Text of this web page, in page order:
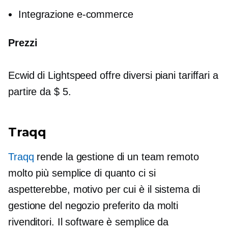
Integrazione e-commerce
Prezzi
Ecwid di Lightspeed offre diversi piani tariffari a
partire da $ 5.
Traqq
Traqq rende la gestione di un team remoto
molto più semplice di quanto ci si
aspetterebbe, motivo per cui è il sistema di
gestione del negozio preferito da molti
rivenditori. Il software è semplice da